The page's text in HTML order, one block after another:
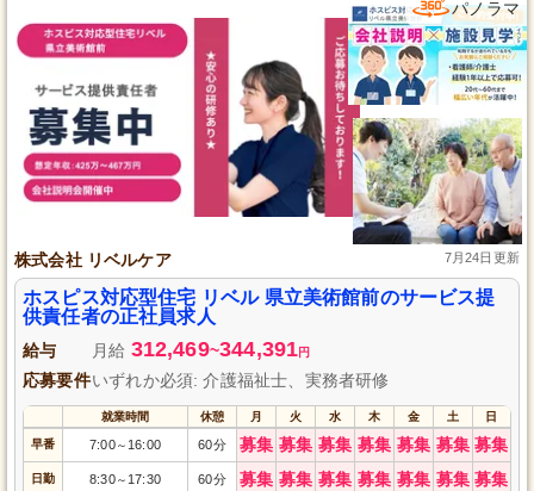
パノラマ
株式会社 リベルケア 7月24日更新
ホスピス対応型住宅 リベル 県立美術館前のサービス提
供責任者の正社員求人
給与 月給 312,469~344,391円
応募要件いずれか必須: 介護福祉士、実務者研修
就業時間 休憩 月 火 水 木 金 土 日
早番 7:00～ 16:00 60分 募集 募集 募集 募集 募集 募集 募集
日勤 8:30～ 17:30 60分 募集 募集 募集 募集 募集 募集 募集